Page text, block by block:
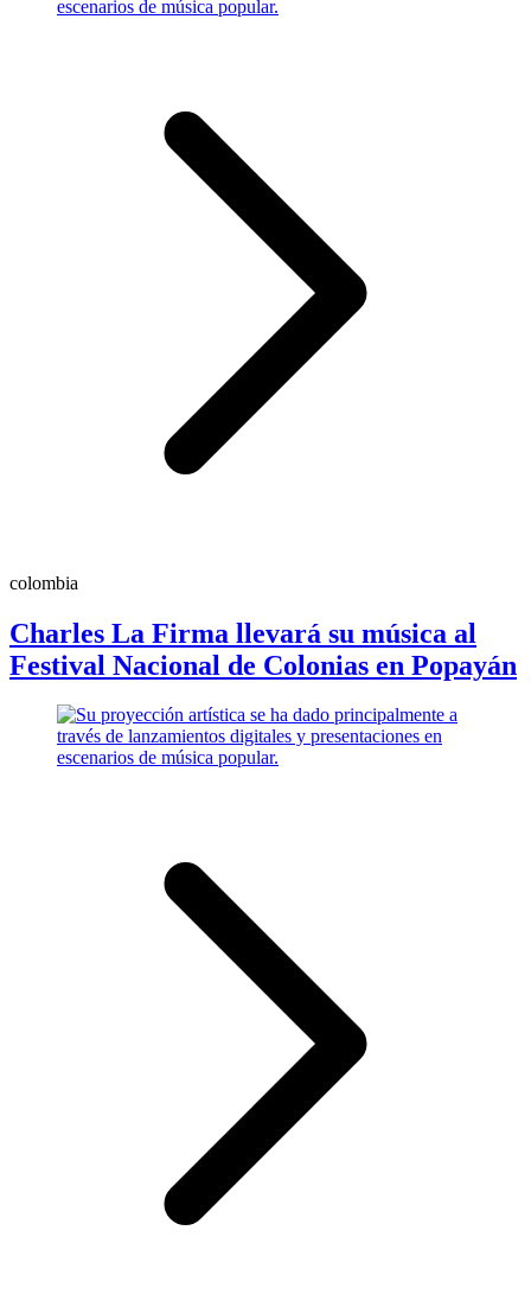
colombia
Charles La Firma llevará su música al
Festival Nacional de Colonias en Popayán